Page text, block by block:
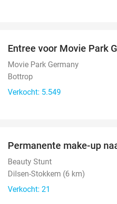
Entree voor Movie Park
Movie Park Germany
Bottrop
Verkocht: 5.549
Permanente make-up
Beauty Stunt
Dilsen-Stokkem (6 km)
Verkocht: 21